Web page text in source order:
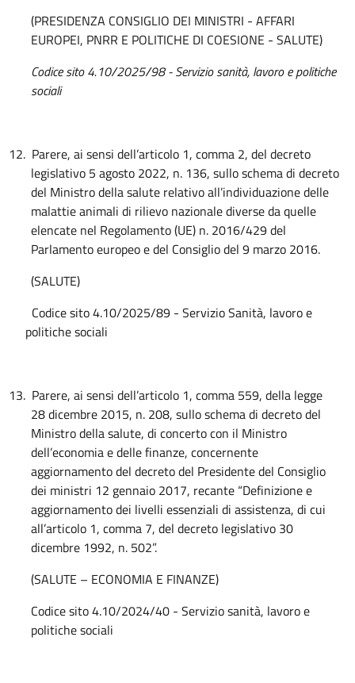
(PRESIDENZA CONSIGLIO DEI MINISTRI - AFFARI
EUROPEI, PNRR E POLITICHE DI COESIONE - SALUTE)
Codice sito 4.10/2025/98 - Servizio sanità, lavoro e politiche
sociali
12. Parere, ai sensi dell’articolo 1, comma 2, del decreto
legislativo 5 agosto 2022, n. 136, sullo schema di decreto
del Ministro della salute relativo all’individuazione delle
malattie animali di rilievo nazionale diverse da quelle
elencate nel Regolamento (UE) n. 2016/429 del
Parlamento europeo e del Consiglio del 9 marzo 2016.
(SALUTE)
Codice sito 4.10/2025/89 - Servizio Sanità, lavoro e
politiche sociali
13. Parere, ai sensi dell’articolo 1, comma 559, della legge
28 dicembre 2015, n. 208, sullo schema di decreto del
Ministro della salute, di concerto con il Ministro
dell’economia e delle finanze, concernente
aggiornamento del decreto del Presidente del Consiglio
dei ministri 12 gennaio 2017, recante “Definizione e
aggiornamento dei livelli essenziali di assistenza, di cui
all’articolo 1, comma 7, del decreto legislativo 30
dicembre 1992, n. 502”.
(SALUTE – ECONOMIA E FINANZE)
Codice sito 4.10/2024/40 - Serviziosanità, lavoro e
politiche sociali